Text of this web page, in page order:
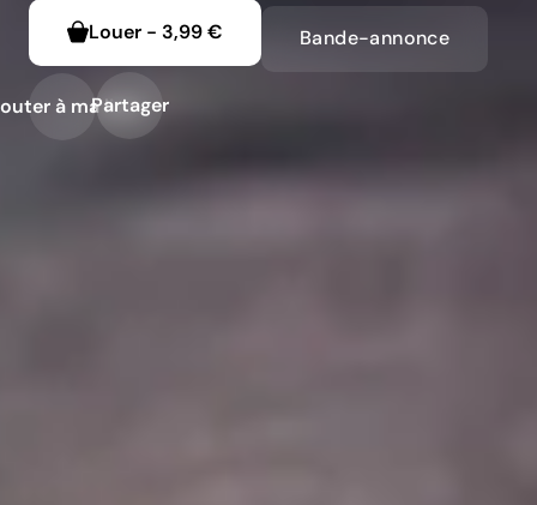
Louer - 3,99 € Bande-annonce
à ma liste
Partager